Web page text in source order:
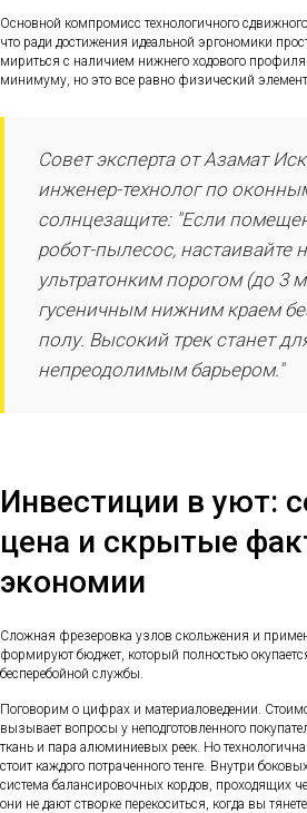
Основной компромисс технологичного
что ради достижения идеальной эргономики
мириться с наличием нижнего ходового
минимуму, но это все равно физический
Совет эксперта от Азамат
инженер-технолог по
солнцезащите: "Если
робот-пылесос, настаивайте
ультратонким порогом (до 3
гусеничным нижним краем
полу. Высокий трек станет
непреодолимым барьером."
Инвестиции в уют:
цена и скрытые
экономии
Сложная фрезеровка узлов скольжения и
формируют бюджет, который полностью
бесперебойной службы.
Поговорим о цифрах и материаловедении.
вызывает вопросы у неподготовленного
ткань и пара алюминиевых реек. Но
стоит каждого потраченного тенге. Внутри
система балансировочных кордов, проходящих
они не дают створке перекоситься, когда вы